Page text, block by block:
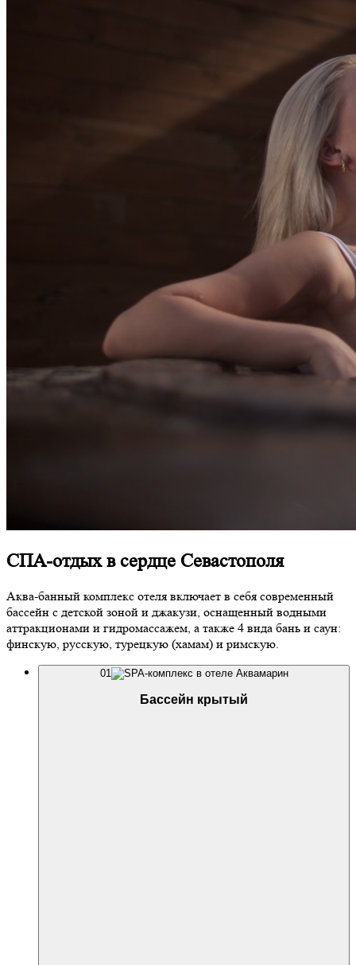
СПА-отдых в сердце Севастополя
Аква-банный комплекс отеля включает в себя современный
бассейн с детской зоной и джакузи, оснащенный водными
аттракционами и гидромассажем, а также 4 вида бань и саун:
финскую, русскую, турецкую (хамам) и римскую.
01
Бассейн крытый